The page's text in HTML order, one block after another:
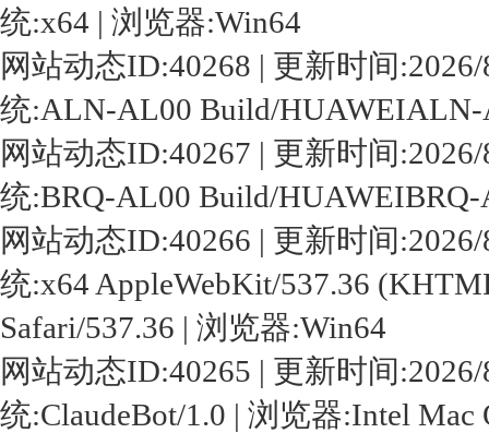
统:x64 | 浏览器:Win64
网站动态ID:40268 | 更新时间
统:ALN-AL00 Build/
网站动态ID:40267 | 更新时间
统:BRQ-AL00 Build/
网站动态ID:40266 | 更新时间
统:x64 AppleWebKit/537.36
Safari/537.36 | 浏览器:Win64
网站动态ID:40265 | 更新时间
统:ClaudeBot/1.0 | 浏览器:Intel